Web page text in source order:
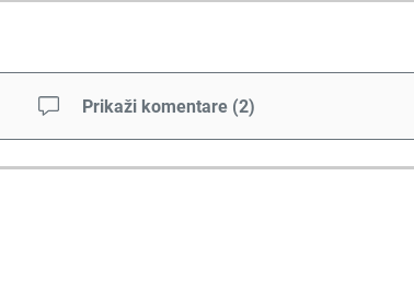
Prikaži komentare (2)